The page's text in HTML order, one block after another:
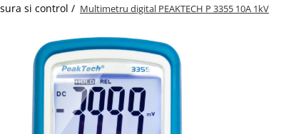
si control / Multimetru digital PEAKTECH P 3355 10A 1kV